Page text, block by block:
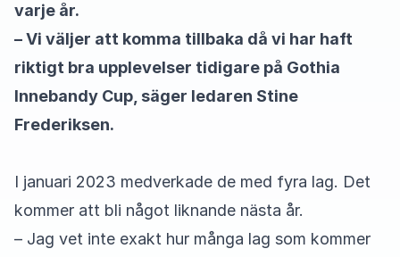
varje år.
– Vi väljer att komma tillbaka då vi har haft
riktigt bra upplevelser tidigare på Gothia
Innebandy Cup, säger ledaren Stine
Frederiksen.
I januari 2023 medverkade de med fyra lag. Det
kommer att bli något liknande nästa år.
– Jag vet inte exakt hur många lag som kommer